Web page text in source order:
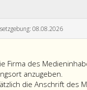
08.08.2026
Firma des
anzugeben.
die Anschrift des